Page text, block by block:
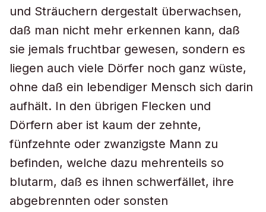
und Sträuchern dergestalt überwachsen,
daß man nicht mehr erkennen kann, daß
sie jemals fruchtbar gewesen, sondern es
liegen auch viele Dörfer noch ganz wüste,
ohne daß ein lebendiger Mensch sich darin
aufhält. In den übrigen Flecken und
Dörfern aber ist kaum der zehnte,
fünfzehnte oder zwanzigste Mann zu
befinden, welche dazu mehrenteils so
blutarm, daß es ihnen schwerfället, ihre
abgebrennten oder sonsten